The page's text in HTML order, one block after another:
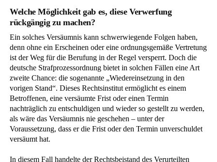
Welche Möglichkeit gab es, diese Verwerfung
rückgängig zu machen?
Ein solches Versäumnis kann schwerwiegende Folgen haben,
denn ohne ein Erscheinen oder eine ordnungsgemäße Vertretung
ist der Weg für die Berufung in der Regel versperrt. Doch die
deutsche Strafprozessordnung bietet in solchen Fällen eine Art
zweite Chance: die sogenannte „Wiedereinsetzung in den
vorigen Stand“. Dieses Rechtsinstitut ermöglicht es einem
Betroffenen, eine versäumte Frist oder einen Termin
nachträglich zu entschuldigen und wieder so gestellt zu werden,
als wäre das Versäumnis nie geschehen – unter der
Voraussetzung, dass er die Frist oder den Termin unverschuldet
versäumt hat.
In diesem Fall handelte der Rechtsbeistand des Verurteilten